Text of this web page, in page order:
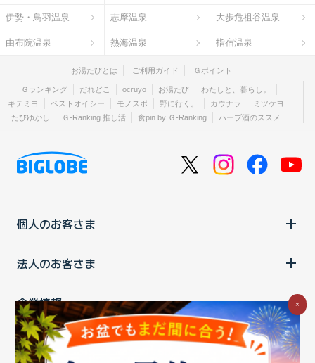
伊勢・鳥羽温泉 志摩温泉 大歩危祖谷温泉
由布院温泉 熱海温泉 指宿温泉
お湯たびとは ご利用ガイド Ｇポイント
Ｇランキング だれどこ ocruyo お湯たび
わたしと、暮らし。
キテミヨ
ベストオイシー モノスポ 野に行く。 カウナラ
ミツケヨ
たびゆかし
Ｇ-Ranking 推し活 食pin by Ｇ-Ranking ハーブ酒のススメ
個人のお客さま
法人のお客さま
企業情報
ご利用中の方
×